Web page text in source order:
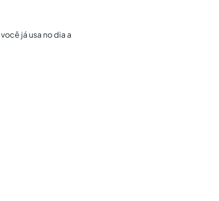
já usa no dia a